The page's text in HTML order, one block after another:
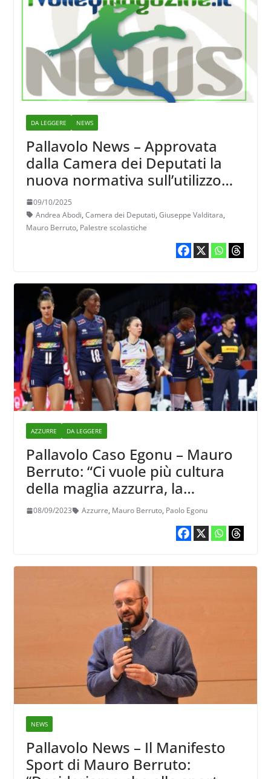
DA LEGGERE NEWS
Pallavolo News – Approvata
dalla Camera dei Deputati la
nuova normativa sull’utilizzo
degli impianti sportivi scolastici
09/10/2025
Andrea Abodi, Camera dei Deputati, Giuseppe Valditara,
Mauro Berruto, Palestre scolastiche
AZZURRE DA LEGGERE
Pallavolo Caso Egonu – Mauro
Berruto: “Ci vuole più cultura
della maglia azzurra, la
Nazionale è una istituzione che
08/09/2023 Azzurre, Mauro Berruto, Paolo Egonu
NEWS
Pallavolo News – Il Manifesto
Sport di Mauro Berruto: